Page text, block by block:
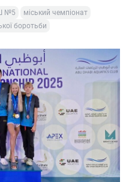
№5
міський чемпіонат
боротьби